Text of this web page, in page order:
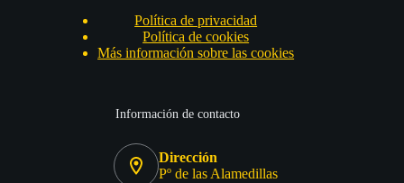
Política de privacidad
Política de cookies
Más información sobre las cookies
Información de contacto
Dirección
Pº de las Alamedillas